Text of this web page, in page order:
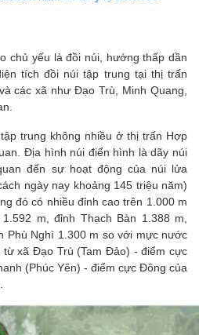
chủ yếu là đồi núi, hướng thấp dần
tích đồi núi tập trung tại thị trấn
các xã như Đạo Trù, Minh Quang,
trung không nhiều ở thị trấn Hợp
Địa hình núi điển hình là dãy núi
đến sự hoạt động của núi lửa
ngày nay khoảng 145 triệu năm)
đó có nhiều đỉnh cao trên 1.000 m
m, đỉnh Thạch Bàn 1.388 m,
Phù Nghì 1.300 m so với mực nước
từ xã Đạo Trù (Tam Đảo) - điểm cực
(Phúc Yên) - điểm cực Đông của